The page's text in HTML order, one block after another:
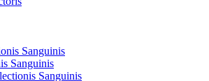
Sanguinis
Sanguinis
Sanguinis